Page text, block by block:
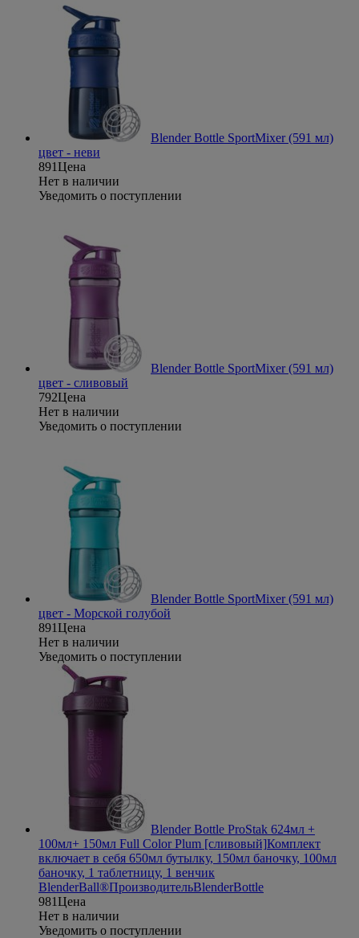
Blender Bottle SportMixer (591 мл)
цвет - неви
891Цена
Нет в наличии
Уведомить о поступлении
Blender Bottle SportMixer (591 мл)
цвет - сливовый
792Цена
Нет в наличии
Уведомить о поступлении
Blender Bottle SportMixer (591 мл)
цвет - Морской голубой
891Цена
Нет в наличии
Уведомить о поступлении
Blender Bottle ProStak 624мл +
100мл+ 150мл Full Color Plum [сливовый]Комплект
включает в себя 650мл бутылку, 150мл баночку, 100мл
баночку, 1 таблетницу, 1 венчик
BlenderBall®ПроизводительBlenderBottle
981Цена
Нет в наличии
Уведомить о поступлении